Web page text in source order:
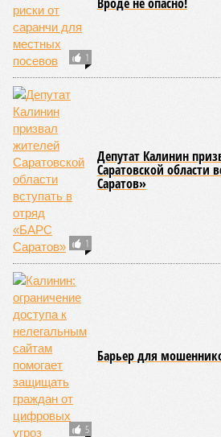
1
1
Депутат Калинин
Саратовской области
Саратов»
5
Барьер для